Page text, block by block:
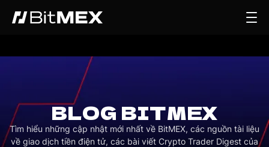
BLOG BITMEX
Tìm hiểu những cập nhật mới nhất về BitMEX, các nguồn tài liệu
về giao dịch tiền điện tử, các bài viết Crypto Trader Digest của